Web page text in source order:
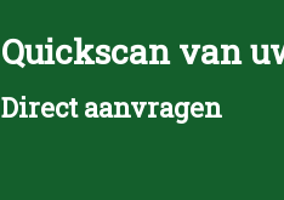
Quickscan van
Direct aanvragen